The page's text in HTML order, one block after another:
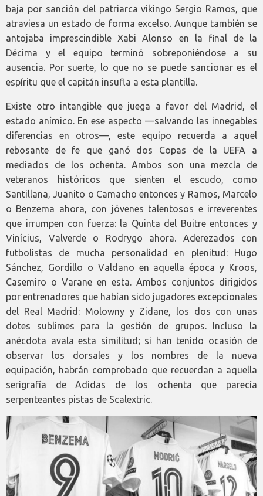
baja por sanción del patriarca vikingo Sergio Ramos, que
atraviesa un estado de forma excelso. Aunque también se
antojaba imprescindible Xabi Alonso en la final de la
Décima y el equipo terminó sobreponiéndose a su
ausencia. Por suerte, lo que no se puede sancionar es el
espíritu que el capitán insufla a esta plantilla.
Existe otro intangible que juega a favor del Madrid, el
estado anímico. En ese aspecto —salvando las innegables
diferencias en otros—, este equipo recuerda a aquel
rebosante de fe que ganó dos Copas de la UEFA a
mediados de los ochenta. Ambos son una mezcla de
veteranos históricos que sienten el escudo, como
Santillana, Juanito o Camacho entonces y Ramos, Marcelo
o Benzema ahora, con jóvenes talentosos e irreverentes
que irrumpen con fuerza: la Quinta del Buitre entonces y
Vinícius, Valverde o Rodrygo ahora. Aderezados con
futbolistas de mucha personalidad en plenitud: Hugo
Sánchez, Gordillo o Valdano en aquella época y Kroos,
Casemiro o Varane en esta. Ambos conjuntos dirigidos
por entrenadores que habían sido jugadores excepcionales
del Real Madrid: Molowny y Zidane, los dos con unas
dotes sublimes para la gestión de grupos. Incluso la
anécdota avala esta similitud; si han tenido ocasión de
observar los dorsales y los nombres de la nueva
equipación, habrán comprobado que recuerdan a aquella
serigrafía de Adidas de los ochenta que parecía
serpenteantes pistas de Scalextric.